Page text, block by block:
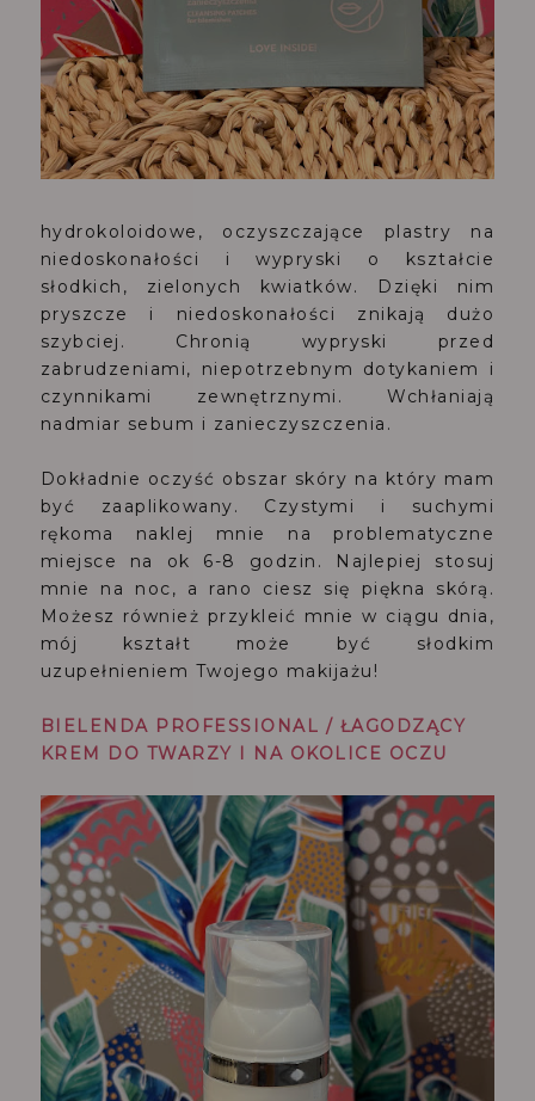
hydrokoloidowe, oczyszczające plastry na
niedoskonałości i wypryski o kształcie
słodkich, zielonych kwiatków. Dzięki nim
pryszcze i niedoskonałości znikają dużo
szybciej. Chronią wypryski przed
zabrudzeniami, niepotrzebnym dotykaniem i
czynnikami zewnętrznymi. Wchłaniają
nadmiar sebum i zanieczyszczenia.
Dokładnie oczyść obszar skóry na który mam
być zaaplikowany. Czystymi i suchymi
rękoma naklej mnie na problematyczne
miejsce na ok 6-8 godzin. Najlepiej stosuj
mnie na noc, a rano ciesz się piękna skórą.
Możesz również przykleić mnie w ciągu dnia,
mój kształt może być słodkim
uzupełnieniem Twojego makijażu!
BIELENDA PROFESSIONAL / ŁAGODZĄCY
KREM DO TWARZY I NA OKOLICE OCZU